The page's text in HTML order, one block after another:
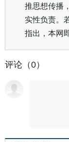
推思想传播
实性负责。
指出，本网
评论（0）